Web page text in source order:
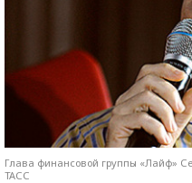
Глава финансовой группы «Лайф»
ТАСС